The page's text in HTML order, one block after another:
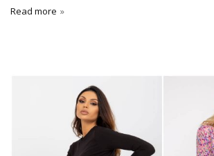
Read more